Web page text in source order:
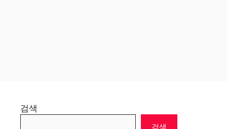
검색
검색